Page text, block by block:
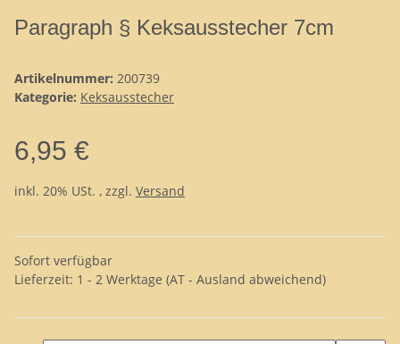
Paragraph § Keksausstecher 7cm
Artikelnummer: 200739
Kategorie: Keksausstecher
6,95 €
inkl. 20% USt. , zzgl. Versand
Sofort verfügbar
Lieferzeit: 1 - 2 Werktage (AT - Ausland abweichend)